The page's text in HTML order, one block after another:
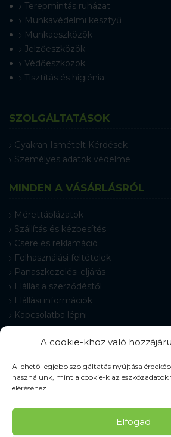
A cookie-khoz való
A lehető legjobb szolgáltatás nyújtása
használunk, mint a cookie-k az eszközadatok
eléréséhez.
Elfogad
Terepmintás ruházat
Munkavédelmi kesztyű
Munkaeszközök
Jelzőeszközök
Védőeszközök
Tisztítás és higiénia
SZOLGÁLTATÁSOK
Gyakran Ismételt Kérdések
Személyes adatok védelme
MINDEN A VÁSÁRLÁSRÓL
Mérettáblázatok
Szállítás és kézbesítés
Csere és reklamáció
Felhasználási feltételek
Panaszkezelési eljárás
Elállás a szerződéstől
Elállási információk
Kapcsolatba lépni
Gyakran Ismételt Kérdések
Cookie-beállítások